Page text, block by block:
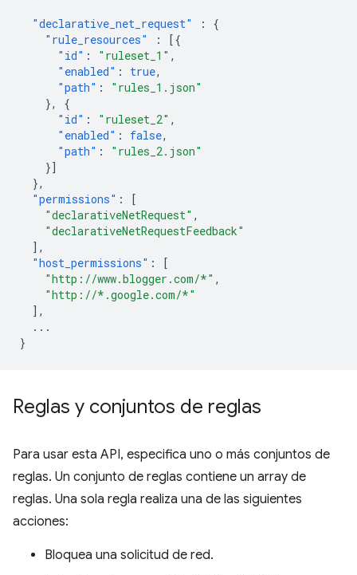
"declarative_net_request" :
{
"rule_resources"
:
[{
"id" : "ruleset_1" ,
"enabled" : true,
"path" :
"rules_1.json"
},
{
"id" : "ruleset_2" ,
"enabled" : false,
"path" :
"rules_2.json"
}]
},
"permissions" :
[
"declarativeNetRequest" ,
"declarativeNetRequestFeedback"
],
"host_permissions" :
[
"http://www.blogger.com/*" ,
"http://*.google.com/*"
],
...
}
Reglas y conjuntos de reglas
Para usar esta API, especifica uno o más conjuntos de
reglas. Un conjunto de reglas contiene un array de
reglas. Una sola regla realiza una de las siguientes
acciones:
Bloquea una solicitud de red.